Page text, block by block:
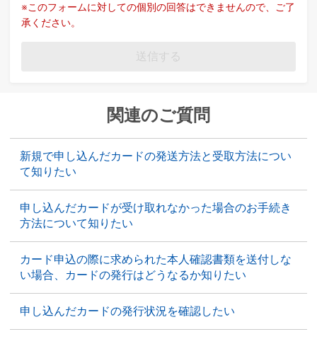
※このフォームに対しての個別の回答はできませんので、ご了
承ください。
送信する
関連のご質問
新規で申し込んだカードの発送方法と受取方法につい
て知りたい
申し込んだカードが受け取れなかった場合のお手続き
方法について知りたい
カード申込の際に求められた本人確認書類を送付しな
い場合、カードの発行はどうなるか知りたい
申し込んだカードの発行状況を確認したい